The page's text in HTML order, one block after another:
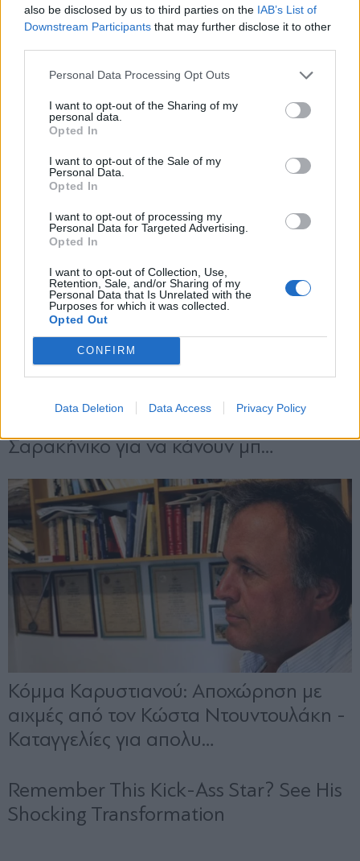
also be disclosed by us to third parties on the IAB’s List of
Downstream Participants that may further disclose it to other
Personal Data Processing Opt Outs
I want to opt-out of the Sharing of my
personal data.
Opted In
I want to opt-out of the Sale of my
Personal Data.
Opted In
I want to opt-out of processing my
Personal Data for Targeted Advertising.
Opted In
I want to opt-out of Collection, Use,
Retention, Sale, and/or Sharing of my
Personal Data that Is Unrelated with the
Purposes for which it was collected.
Opted Out
CONFIRM
Data Deletion Data Access Privacy Policy
Εγγραφή στο newsletter
Αποδέχομαι τους
και την πολιτική απορρήτου
X